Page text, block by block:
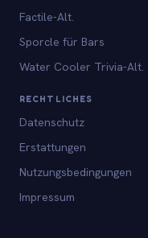
Factile-Alt.
Sporcle für Bars
Water Cooler Trivia-Alt.
RECHTLICHES
Datenschutz
Erstattungen
Nutzungsbedingungen
Impressum